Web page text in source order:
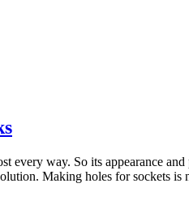
every way. So its appearance
Making holes for sockets is